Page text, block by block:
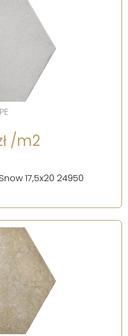
/m2
17,5x20 24950